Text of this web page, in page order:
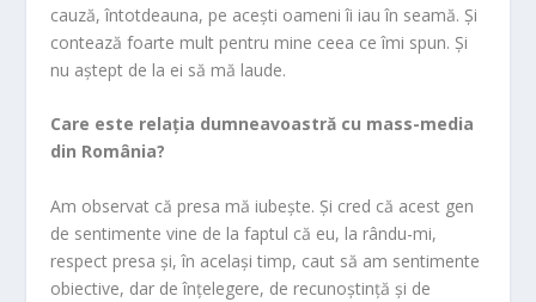
cauză, întotdeauna, pe acești oameni îi iau în seamă. Și
contează foarte mult pentru mine ceea ce îmi spun. Și
nu aștept de la ei să mă laude.
Care este relația dumneavoastră cu mass-media
din România?
Am observat că presa mă iubește. Și cred că acest gen
de sentimente vine de la faptul că eu, la rându-mi,
respect presa și, în același timp, caut să am sentimente
obiective, dar de înțelegere, de recunoștință și de